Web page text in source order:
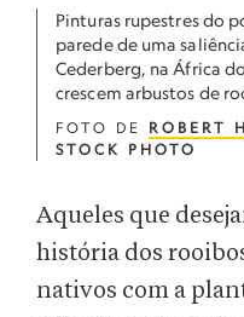
Pinturas rupestres do
parede de uma
Cederberg, na África
crescem arbustos de
FOTO DE ROBERT
STOCK PHOTO
Aqueles que
história dos
nativos com a